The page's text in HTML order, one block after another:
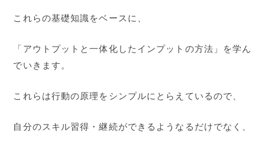
これらの基礎知識をベースに、
「アウトプットと一体化したインプットの方法」を学ん
でいきます。
これらは行動の原理をシンプルにとらえているので、
自分のスキル習得・継続ができるようなるだけでなく、